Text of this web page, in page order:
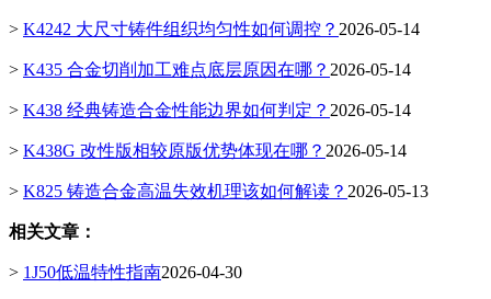
> K4242 大尺寸铸件组织均匀性如何调控？ 2026-05-14
> K435 合金切削加工难点底层原因在哪？ 2026-05-14
> K438 经典铸造合金性能边界如何判定？ 2026-05-14
> K438G 改性版相较原版优势体现在哪？ 2026-05-14
> K825 铸造合金高温失效机理该如何解读？ 2026-05-13
相关文章：
> 1J50低温特性指南2026-04-30